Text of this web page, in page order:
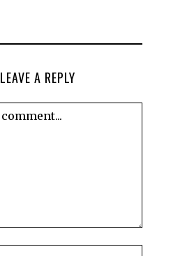
LEAVE A REPLY